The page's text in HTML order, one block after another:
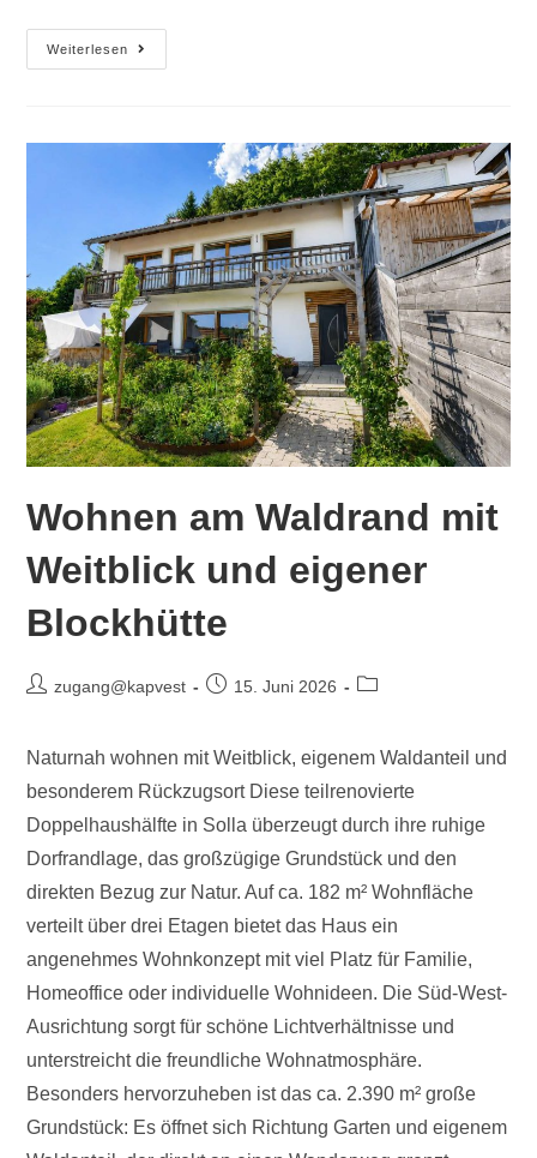
Weiterlesen
Wohnen am Waldrand mit
Weitblick und eigener
Blockhütte
zugang@kapvest 15. Juni 2026
Naturnah wohnen mit Weitblick, eigenem Waldanteil und
besonderem Rückzugsort Diese teilrenovierte
Doppelhaushälfte in Solla überzeugt durch ihre ruhige
Dorfrandlage, das großzügige Grundstück und den
direkten Bezug zur Natur. Auf ca. 182 m² Wohnfläche
verteilt über drei Etagen bietet das Haus ein
angenehmes Wohnkonzept mit viel Platz für Familie,
Homeoffice oder individuelle Wohnideen. Die Süd-West-
Ausrichtung sorgt für schöne Lichtverhältnisse und
unterstreicht die freundliche Wohnatmosphäre.
Besonders hervorzuheben ist das ca. 2.390 m² große
Grundstück: Es öffnet sich Richtung Garten und eigenem